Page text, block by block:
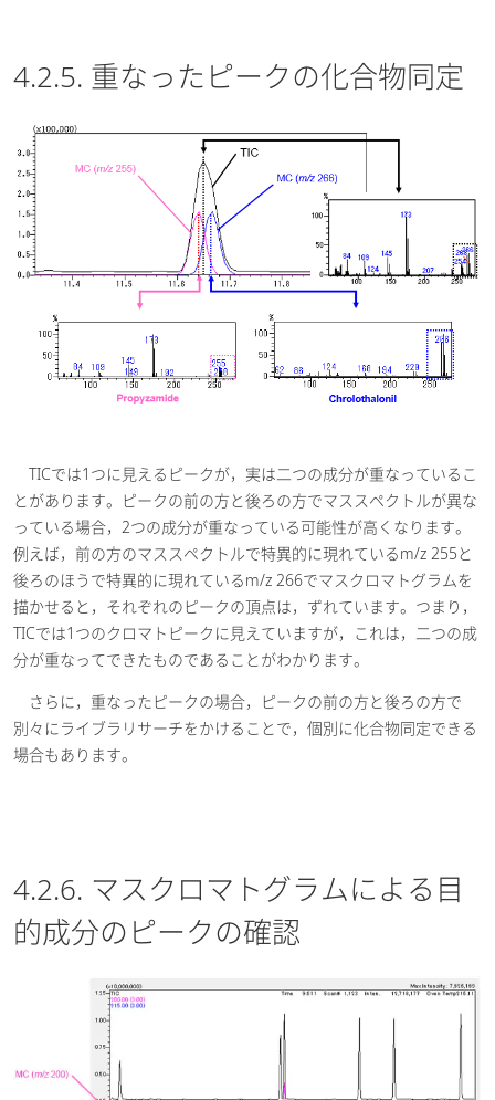
4.2.5. 重なったピークの化合物同定
TICでは1つに見えるピークが，実は二つの成分が重なっているこ
とがあります。ピークの前の方と後ろの方でマススペクトルが異な
っている場合，2つの成分が重なっている可能性が高くなります。
例えば，前の方のマススペクトルで特異的に現れているm/z 255と
後ろのほうで特異的に現れているm/z 266でマスクロマトグラムを
描かせると，それぞれのピークの頂点は，ずれています。つまり，
TICでは1つのクロマトピークに見えていますが，これは，二つの成
分が重なってできたものであることがわかります。
さらに，重なったピークの場合，ピークの前の方と後ろの方で
別々にライブラリサーチをかけることで，個別に化合物同定できる
場合もあります。
4.2.6. マスクロマトグラムによる目
的成分のピークの確認